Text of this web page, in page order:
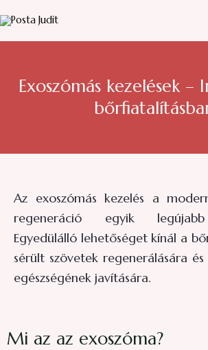
to
content
Exoszómás kezelések –
Az exoszómás kezelés a
regeneráció egyik
Egyedülálló lehetőséget kínál a
sérült szövetek regenerálására
egészségének javítására.
Mi az az exoszóma?